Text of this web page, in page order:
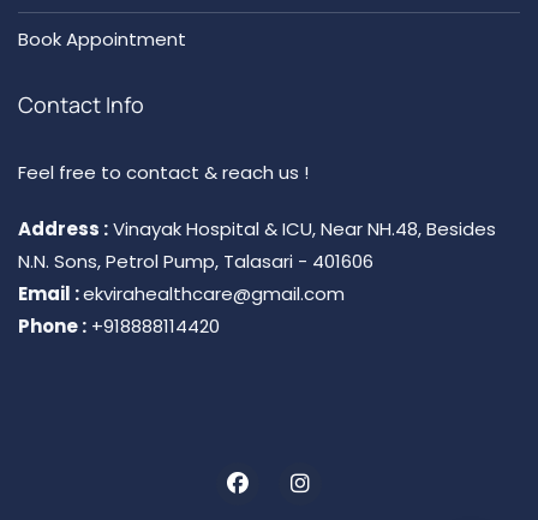
Book Appointment
Contact Info
Feel free to contact & reach us !
Address :Vinayak Hospital & ICU, Near NH.48, Besides
N.N. Sons, Petrol Pump, Talasari - 401606
Email :ekvirahealthcare@gmail.com
Phone : +918888114420